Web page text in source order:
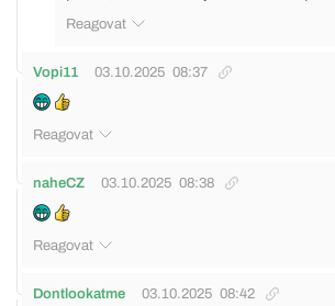
Reagovat
Vopi11 03.10.2025 08:37
Reagovat
naheCZ 03.10.2025 08:38
Reagovat
Dontlookatme 03.10.2025 08:42